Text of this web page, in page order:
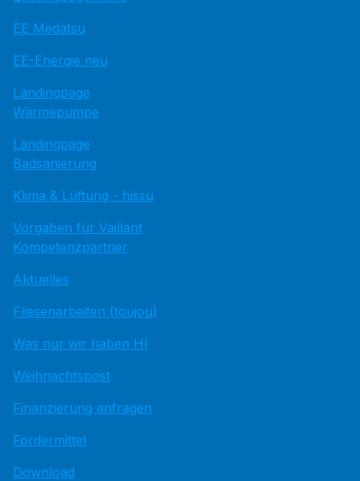
EE Medatsu
EE-Energie neu
Landingpage
Wärmepumpe
Landingpage
Badsanierung
Klima & Lüftung - hissu
Vorgaben für Vaillant
Kompetenzpartner
Aktuelles
Fliesenarbeiten (toujou)
Was nur wir haben HI
Weihnachtspost
Finanzierung anfragen
Fördermittel
Download